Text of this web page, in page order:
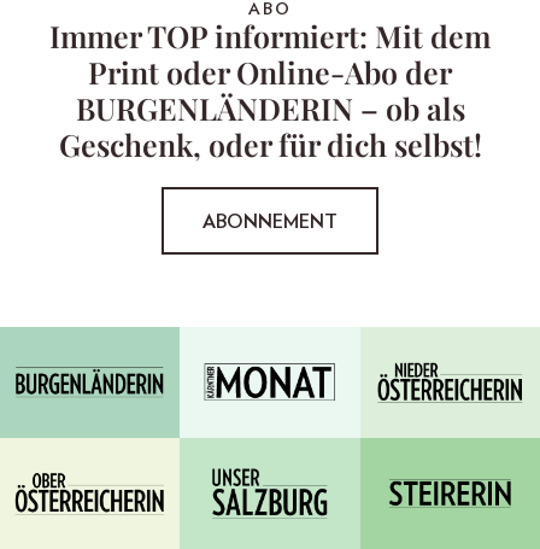
ABO
Immer TOP informiert: Mit dem
Print oder Online-Abo der
BURGENLÄNDERIN – ob als
Geschenk, oder für dich selbst!
ABONNEMENT